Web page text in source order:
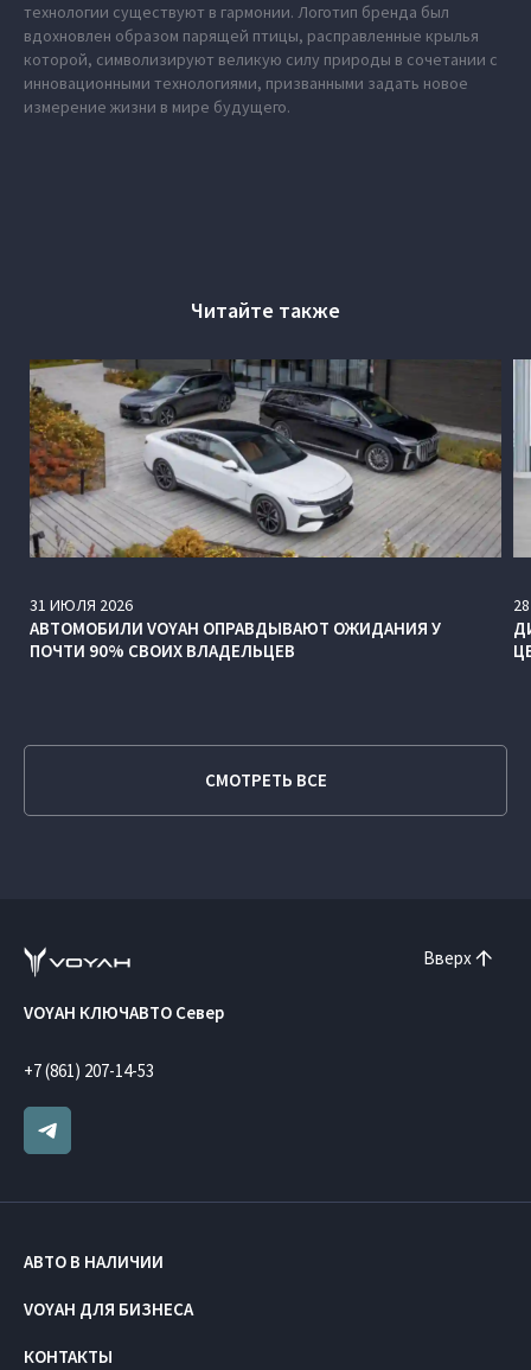
технологии существуют в гармонии. Логотип бренда был
вдохновлен образом парящей птицы, расправленные крылья
которой, символизируют великую силу природы в сочетании с
инновационными технологиями, призванными задать новое
измерение жизни в мире будущего.
Читайте также
31 ИЮЛЯ 2026
АВТОМОБИЛИ VOYAH ОПРАВДЫВАЮТ ОЖИДАНИЯ У
ПОЧТИ 90% СВОИХ ВЛАДЕЛЬЦЕВ
28
СМОТРЕТЬ ВСЕ
Вверх
VOYAH КЛЮЧАВТО Север
+7 (861) 207-14-53
АВТО В НАЛИЧИИ
VOYAH ДЛЯ БИЗНЕСА
КОНТАКТЫ